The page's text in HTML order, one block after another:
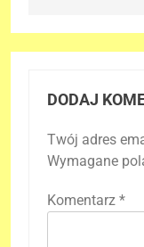
DODAJ
Twój adres
Wymagane
Komentarz *